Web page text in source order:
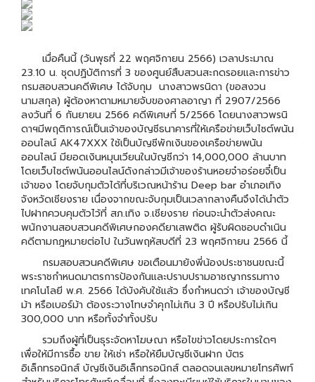
เมื่อคืนนี้ (วันพุธที่ 22 พฤศจิกายน 2566) เวลาประมาณ
23.10 น. ชุดปฏิบัติการที่ 3 ของศูนย์สืบสวนสะกดรอยและการข่าว
กรมสอบสวนคดีพิเศษ ได้จับกุม นางสาวพรนิดา (ขอสงวน
นามสกุล) ผู้ต้องหาตามหมายจับของศาลอาญา ที่ 2907/2566
ลงวันที่ 6 กันยายน 2566 คดีพิเศษที่ 5/2566 โดยนางสาวพรนิ
ดาฯมีพฤติการณ์เป็นเจ้าของบัญชีธนาคารที่ให้เครือข่ายเว็บไซต์พนัน
ออนไลน์ AK47XXX ใช้เป็นบัญชีพักเงินของเครือข่ายพนัน
ออนไลน์ มียอดเงินหมุนเวียนในบัญชีกว่า 14,000,000 ล้านบาท
โดยเว็บไซต์พนันออนไลน์ดังกล่าวมีเจ้าของร้านหอยจ๋าอร่อยจี๋เป็น
เจ้าของ โดยจับกุมตัวได้ที่บริเวณหน้าร้าน Deep bar อำเภอเทิง
จังหวัดเชียงราย เนื่องจากขณะจับกุมเป็นเวลากลางคืนจึงได้นำตัว
ไปฝากควบคุมตัวไว้ที่ สภ.เทิง จ.เชียงราย ก่อนจะนำตัวส่งคณะ
พนักงานสอบสวนคดีพิเศษกองคดียาเสพติด ผู้รับผิดชอบดำเนิน
คดีตามกฎหมายต่อไป ในวันพฤหัสบดีที่ 23 พฤศจิกายน 2566 นี้
กรมสอบสวนคดีพิเศษ ขอเตือนมายังพี่น้องประชาชนขณะนี้
พระราชกำหนดมาตรการป้องกันและปราบปรามอาชญากรรมทาง
เทคโนโลยี พ.ศ. 2566 ได้บังคับใช้แล้ว ซึ่งกำหนดว่า เจ้าของบัญชี
ม้า หรือเบอร์ม้า ต้องระวางโทษจำคุกไม่เกิน 3 ปี หรือปรับไม่เกิน
300,000 บาท หรือทั้งจำทั้งปรับ
รวมถึงผู้ที่เป็นธุระจัดหาโฆษณา หรือไขข่าวโดยประการใดๆ
เพื่อให้มีการซื้อ ขาย ให้เช่า หรือให้ยืมบัญชีเงินฝาก บัตร
อิเล็กทรอนิกส์ บัญชีเงินอิเล็กทรอนิกส์ ตลอดจนเลขหมายโทรศัพท์